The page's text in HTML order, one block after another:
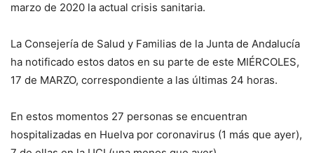
marzo de 2020 la actual crisis sanitaria.
La Consejería de Salud y Familias de la Junta de Andalucía
ha notificado estos datos en su parte de este MIÉRCOLES,
17 de MARZO, correspondiente a las últimas 24 horas.
En estos momentos 27 personas se encuentran
hospitalizadas en Huelva por coronavirus (1 más que ayer),